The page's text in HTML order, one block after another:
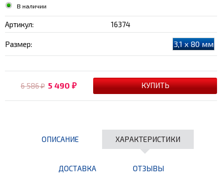
В наличии
Артикул: 16374
Размер: 3,1 х 80 мм
6 586₽ 5 490 ₽
ОПИСАНИЕ ХАРАКТЕРИСТИКИ
ДОСТАВКА ОТЗЫВЫ